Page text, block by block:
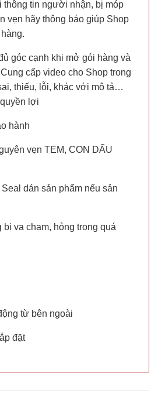
thông tin người nhận, bị móp
vẹn hãy thông báo giúp Shop
góc cạnh khi mở gói hàng và
cấp video cho Shop trong
thiếu, lỗi, khác với mô tả…
lợi
hành
vẹn TEM, CON DẤU
dán sản phẩm nếu sản
bị va chạm, hỏng trong quá
từ bên ngoài
đặt